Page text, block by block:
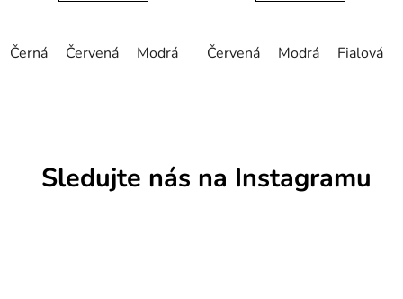
Černá Červená Modrá Oranžová Zelená Šedá
Červená Modrá Fialová
Sledujte nás na Instagramu